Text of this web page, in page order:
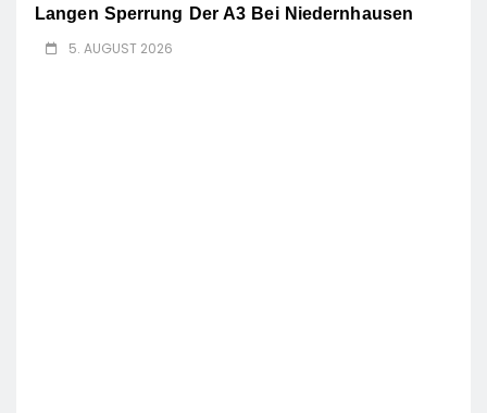
Langen Sperrung Der A3 Bei Niedernhausen
5. AUGUST 2026